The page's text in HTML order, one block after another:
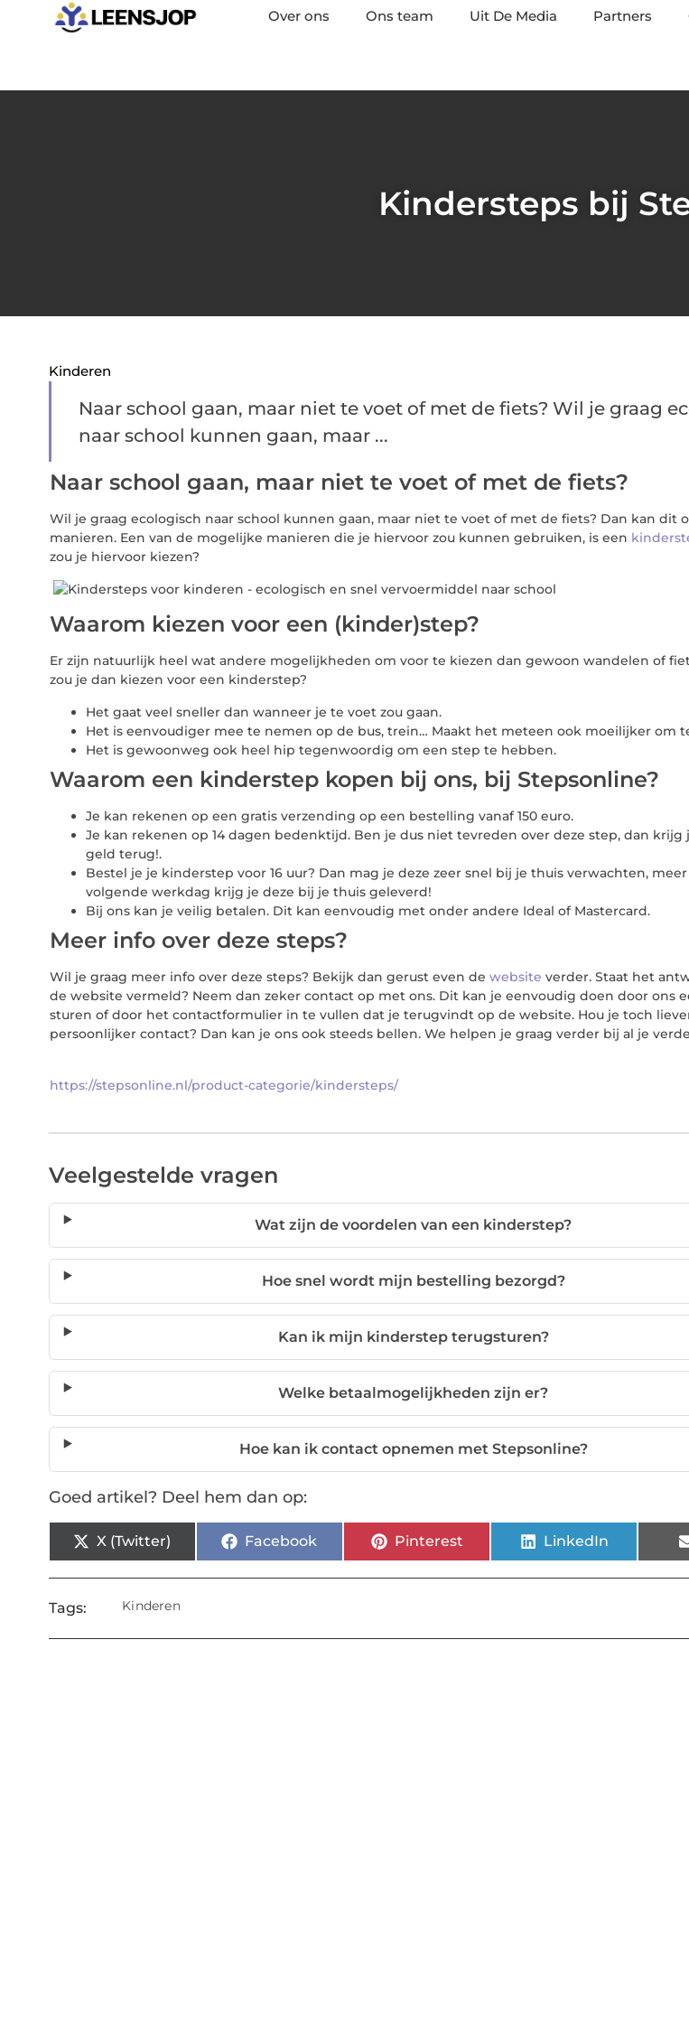
Over ons Ons team Uit De Media Partners
Kindersteps bij
Kinderen
Naar school gaan, maar niet te voet of met de fiets? Wil je graag
naar school kunnen gaan, maar ...
Naar school gaan, maar niet te voet of met de fiets?
Wil je graag ecologisch naar school kunnen gaan, maar niet te voet of met de fiets? Dan kan dit
manieren. Een van de mogelijke manieren die je hiervoor zou kunnen gebruiken, is een
zou je hiervoor kiezen?
Waarom kiezen voor een (kinder)step?
Er zijn natuurlijk heel wat andere mogelijkheden om voor te kiezen dan gewoon wandelen of
zou je dan kiezen voor een kinderstep?
Het gaat veel sneller dan wanneer je te voet zou gaan.
Het is eenvoudiger mee te nemen op de bus, trein… Maakt het meteen ook moeilijker om
Het is gewoonweg ook heel hip tegenwoordig om een step te hebben.
Waarom een kinderstep kopen bij ons, bij Stepsonline?
Je kan rekenen op een gratis verzending op een bestelling vanaf 150 euro.
Je kan rekenen op 14 dagen bedenktijd. Ben je dus niet tevreden over deze step, dan krijg
geld terug!.
Bestel je je kinderstep voor 16 uur? Dan mag je deze zeer snel bij je thuis verwachten,
volgende werkdag krijg je deze bij je thuis geleverd!
Bij ons kan je veilig betalen. Dit kan eenvoudig met onder andere Ideal of Mastercard.
Meer info over deze steps?
Wil je graag meer info over deze steps? Bekijk dan gerust even de website verder. Staat het
de website vermeld? Neem dan zeker contact op met ons. Dit kan je eenvoudig doen door ons
sturen of door het contactformulier in te vullen dat je terugvindt op de website. Hou je toch
persoonlijker contact? Dan kan je ons ook steeds bellen. We helpen je graag verder bij al je
https://stepsonline.nl/product-categorie/kindersteps/
Veelgestelde vragen
Wat zijn de voordelen van een kinderstep?
Hoe snel wordt mijn bestelling bezorgd?
Kan ik mijn kinderstep terugsturen?
Welke betaalmogelijkheden zijn er?
Hoe kan ik contact opnemen met Stepsonline?
Goed artikel? Deel hem dan op:
X (Twitter) Facebook Pinterest LinkedIn
Tags: Kinderen